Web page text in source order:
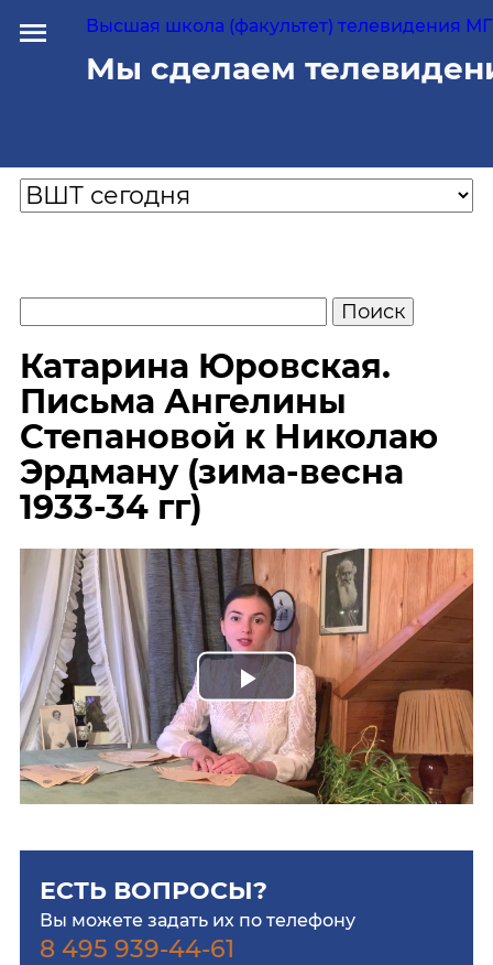
Высшая школа (факультет) телевидения
Мы сделаем
Катарина Юровская.
Письма Ангелины
Степановой к Николаю
Эрдману (зима-весна
1933-34 гг)
Play
Video
ЕСТЬ ВОПРОСЫ?
Вы можете задать их по телефону
8 495 939-44-61